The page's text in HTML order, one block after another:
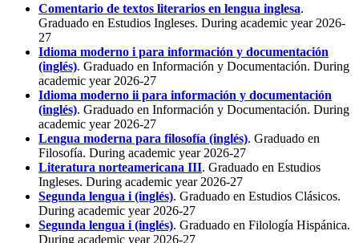
Comentario de textos literarios en lengua inglesa.
Graduado en Estudios Ingleses. During academic year 2026-
27
Idioma moderno i para información y documentación
(inglés). Graduado en Información y Documentación. During
academic year 2026-27
Idioma moderno ii para información y documentación
(inglés). Graduado en Información y Documentación. During
academic year 2026-27
Lengua moderna para filosofía (inglés). Graduado en
Filosofía. During academic year 2026-27
Literatura norteamericana III. Graduado en Estudios
Ingleses. During academic year 2026-27
Segunda lengua i (inglés). Graduado en Estudios Clásicos.
During academic year 2026-27
Segunda lengua i (inglés). Graduado en Filología Hispánica.
During academic year 2026-27